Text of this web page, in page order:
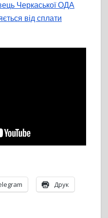
Черкаської ОДА
від сплати
Друк